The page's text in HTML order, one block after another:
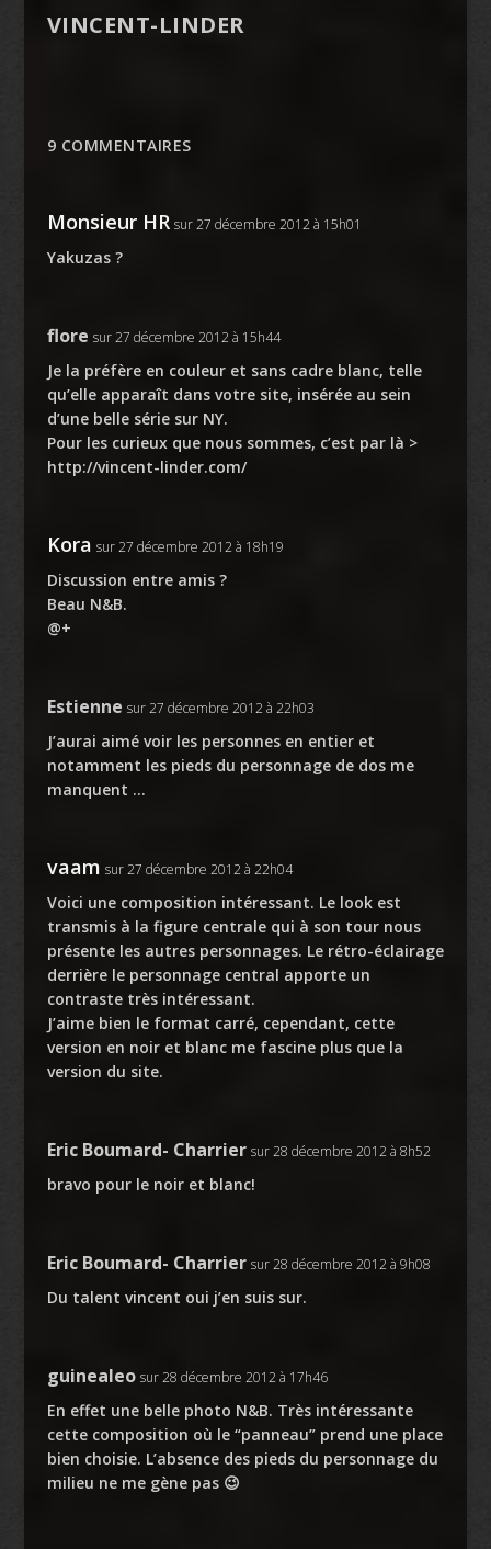
VINCENT-LINDER
9 COMMENTAIRES
Monsieur HR sur 27 décembre 2012 à 15h01
Yakuzas ?
flore sur 27 décembre 2012 à 15h44
Je la préfère en couleur et sans cadre blanc, telle
qu’elle apparaît dans votre site, insérée au sein
d’une belle série sur NY.
Pour les curieux que nous sommes, c’est par là >
http://vincent-linder.com/
Kora sur 27 décembre 2012 à 18h19
Discussion entre amis ?
Beau N&B.
@+
Estienne sur 27 décembre 2012 à 22h03
J’aurai aimé voir les personnes en entier et
notamment les pieds du personnage de dos me
manquent …
vaam sur 27 décembre 2012 à 22h04
Voici une composition intéressant. Le look est
transmis à la figure centrale qui à son tour nous
présente les autres personnages. Le rétro-éclairage
derrière le personnage central apporte un
contraste très intéressant.
J’aime bien le format carré, cependant, cette
version en noir et blanc me fascine plus que la
version du site.
Eric Boumard- Charrier sur 28 décembre 2012 à 8h52
bravo pour le noir et blanc!
Eric Boumard- Charrier sur 28 décembre 2012 à 9h08
Du talent vincent oui j’en suis sur.
guinealeo sur 28 décembre 2012 à 17h46
En effet une belle photo N&B. Très intéressante
cette composition où le “panneau” prend une place
bien choisie. L’absence des pieds du personnage du
milieu ne me gène pas 😉